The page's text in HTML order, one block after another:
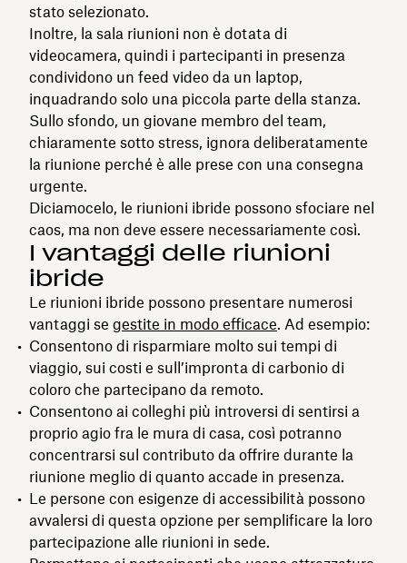
stato selezionato.
Inoltre, la sala riunioni non è dotata di
videocamera, quindi i partecipanti in presenza
condividono un feed video da un laptop,
inquadrando solo una piccola parte della stanza.
Sullo sfondo, un giovane membro del team,
chiaramente sotto stress, ignora deliberatamente
la riunione perché è alle prese con una consegna
urgente.
Diciamocelo, le riunioni ibride possono sfociare nel
caos, ma non deve essere necessariamente così.
I vantaggi delle riunioni
ibride
Le riunioni ibride possono presentare numerosi
vantaggi se gestite in modo efficace. Ad esempio:
Consentono di risparmiare molto sui tempi di
viaggio, sui costi e sull’impronta di carbonio di
coloro che partecipano da remoto.
Consentono ai colleghi più introversi di sentirsi a
proprio agio fra le mura di casa, così potranno
concentrarsi sul contributo da offrire durante la
riunione meglio di quanto accade in presenza.
Le persone con esigenze di accessibilità possono
avvalersi di questa opzione per semplificare la loro
partecipazione alle riunioni in sede.